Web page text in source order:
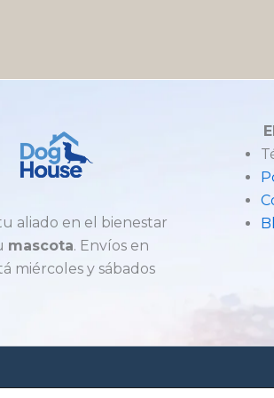
aliado en el bienestar
mascota. Envíos en
miércoles y sábados